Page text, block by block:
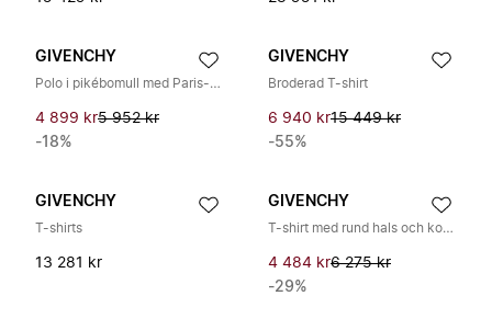
GIVENCHY
Polo i pikébomull med Paris-brodyr
4 899 kr5 952 kr
-18%
GIVENCHY
Broderad T-shirt
6 940 kr15 449 kr
-55%
GIVENCHY
T-shirts
13 281 kr
GIVENCHY
T-shirt med rund hals och korta ärmar
4 484 kr6 275 kr
-29%